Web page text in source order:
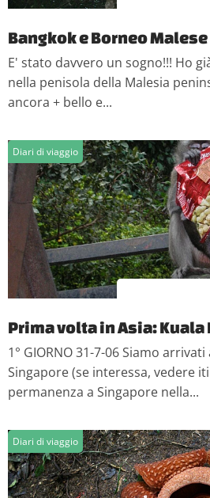
Bangkok e Borneo Malese
E' stato davvero un sogno!!! Ho
nella penisola della Malesia
ancora + bello e...
Diari di viaggio
Prima volta in Asia: Kuala
1° GIORNO 31-7-06 Siamo
Singapore (se interessa, vedere
permanenza a Singapore nella...
Diari di viaggio